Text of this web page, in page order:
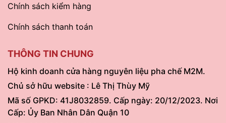
Chính sách kiểm hàng
Chính sách thanh toán
THÔNG TIN CHUNG
Hộ kinh doanh cửa hàng nguyên liệu pha chế M2M.
Chủ sở hữu website : Lê Thị Thùy Mỹ
Mã số GPKD: 41J8032859. Cấp ngày: 20/12/2023. Nơi
Cấp: Ủy Ban Nhân Dân Quận 10